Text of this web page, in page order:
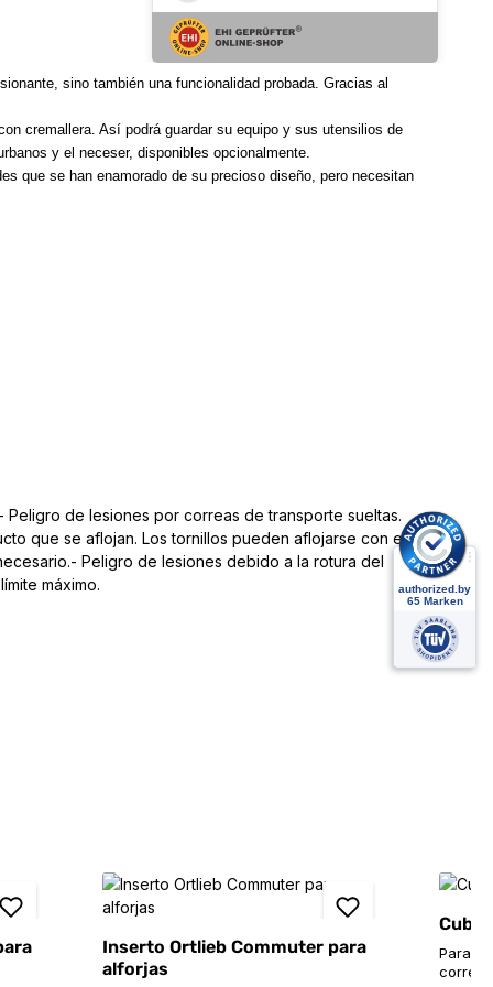
sino también una funcionalidad probada. Gracias al
cremallera. Así podrá guardar su equipo y sus utensilios de
y el neceser, disponibles opcionalmente.
que se han enamorado de su precioso diseño, pero necesitan
de lesiones por correas de transporte sueltas.
que se aflojan. Los tornillos pueden aflojarse con el
Peligro de lesiones debido a la rotura del
máximo.
Inserto Ortlieb Commuter para
alforjas
Cubo
Para
correa